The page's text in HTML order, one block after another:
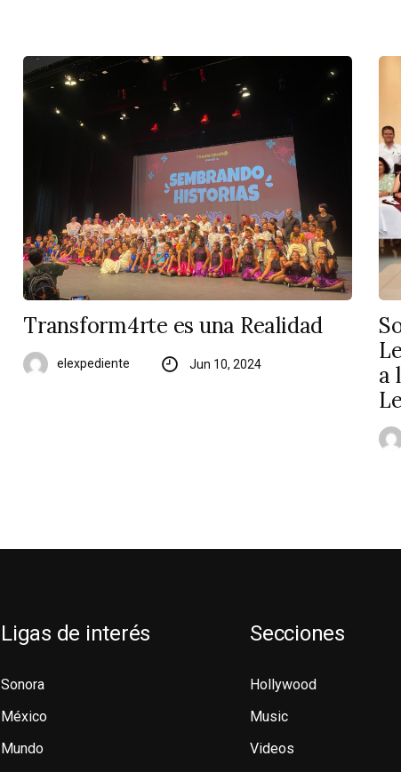
Transform4rte es una Realidad
elexpediente Jun 10, 2024
a
Ligas de interés
Sonora
México
Mundo
Secciones
Hollywood
Music
Videos